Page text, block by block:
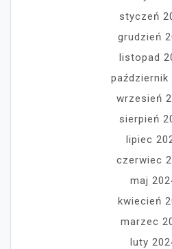
styczeń
grudzień
listopad
październik
wrzesień
sierpień
lipiec
czerwiec
maj
kwiecień
marzec
luty